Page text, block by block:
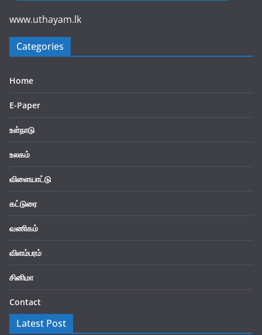
www.uthayam.lk
Categories
Home
E-Paper
உள்நாடு
உலகம்
விளையாட்டு
கட்டுரை
வணிகம்
விளம்பரம்
சினிமா
Contact
Latest Post